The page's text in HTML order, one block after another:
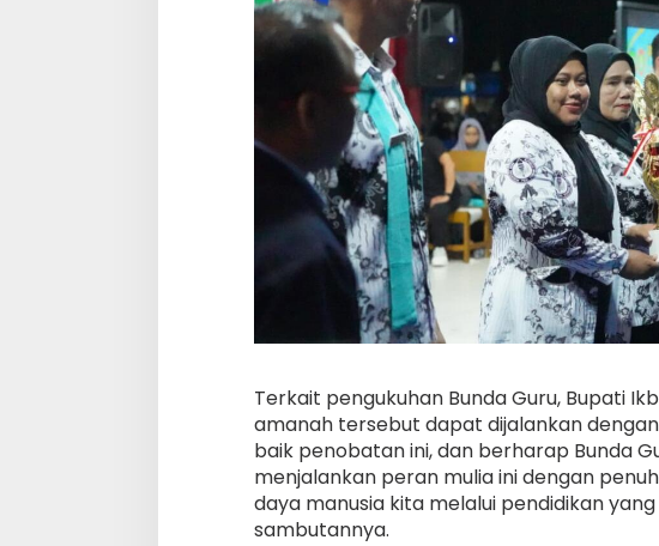
Terkait pengukuhan Bunda Guru, Bupati
amanah tersebut dapat dijalankan
baik penobatan ini, dan berharap Bunda
menjalankan peran mulia ini dengan
daya manusia kita melalui pendidikan
sambutannya.